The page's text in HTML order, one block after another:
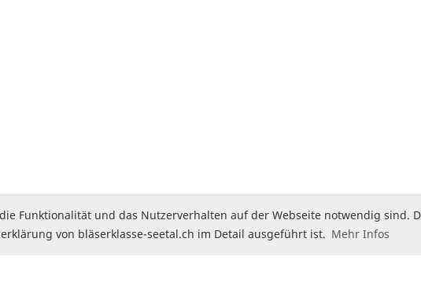
Funktionalität und das Nutzerverhalten auf der Webseite notwendig sind.
von bläserklasse-seetal.ch im Detail ausgeführt ist. Mehr Infos